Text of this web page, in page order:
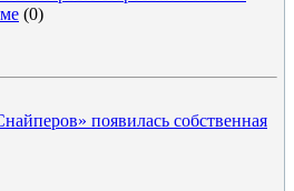
(0)
появилась собственная